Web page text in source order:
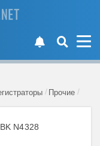
Прочие
N4328